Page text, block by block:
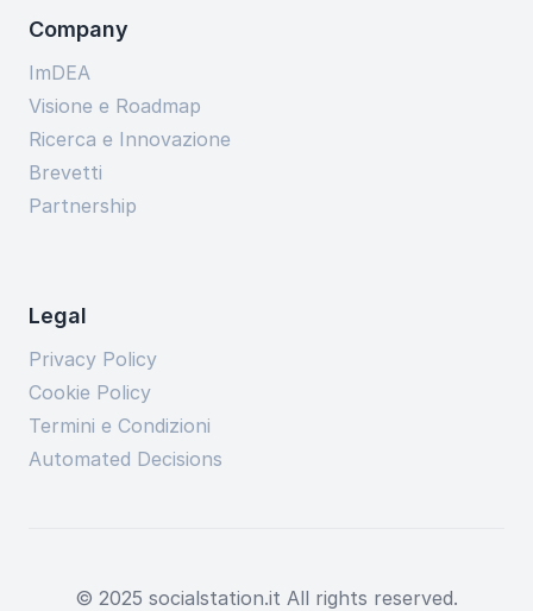
Company
ImDEA
Visione e Roadmap
Ricerca e Innovazione
Brevetti
Partnership
Legal
Privacy Policy
Cookie Policy
Termini e Condizioni
Automated Decisions
© 2025 socialstation.it All rights reserved.